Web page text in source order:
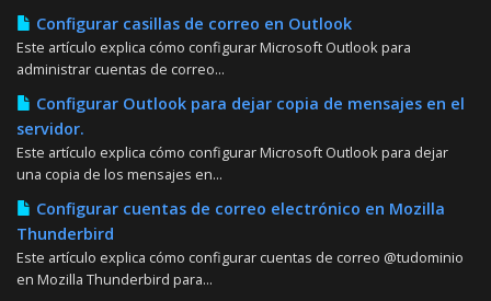
Configurar casillas de correo en Outlook
Este artículo explica cómo configurar Microsoft Outlook para
administrar cuentas de correo...
Configurar Outlook para dejar copia de mensajes en el
servidor.
Este artículo explica cómo configurar Microsoft Outlook para dejar
una copia de los mensajes en...
Configurar cuentas de correo electrónico en Mozilla
Thunderbird
Este artículo explica cómo configurar cuentas de correo @tudominio
en Mozilla Thunderbird para...